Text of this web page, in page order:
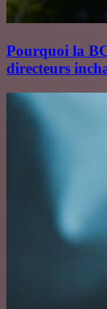
Pourquoi la
directeurs